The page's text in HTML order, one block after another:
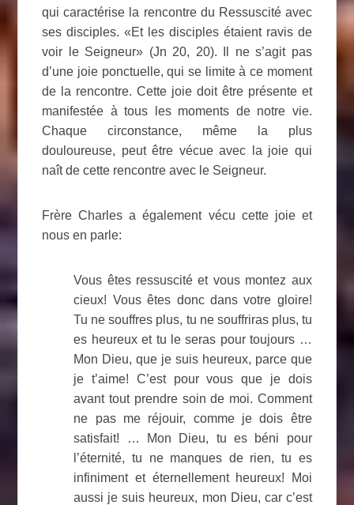
qui caractérise la rencontre du Ressuscité avec
ses disciples. «Et les disciples étaient ravis de
voir le Seigneur» (Jn 20, 20). Il ne s’agit pas
d’une joie ponctuelle, qui se limite à ce moment
de la rencontre. Cette joie doit être présente et
manifestée à tous les moments de notre vie.
Chaque circonstance, même la plus
douloureuse, peut être vécue avec la joie qui
naît de cette rencontre avec le Seigneur.
Frère Charles a également vécu cette joie et
nous en parle:
Vous êtes ressuscité et vous montez aux
cieux! Vous êtes donc dans votre gloire!
Tu ne souffres plus, tu ne souffriras plus, tu
es heureux et tu le seras pour toujours …
Mon Dieu, que je suis heureux, parce que
je t’aime! C’est pour vous que je dois
avant tout prendre soin de moi. Comment
ne pas me réjouir, comme je dois être
satisfait! … Mon Dieu, tu es béni pour
l’éternité, tu ne manques de rien, tu es
infiniment et éternellement heureux! Moi
aussi je suis heureux, mon Dieu, car c’est